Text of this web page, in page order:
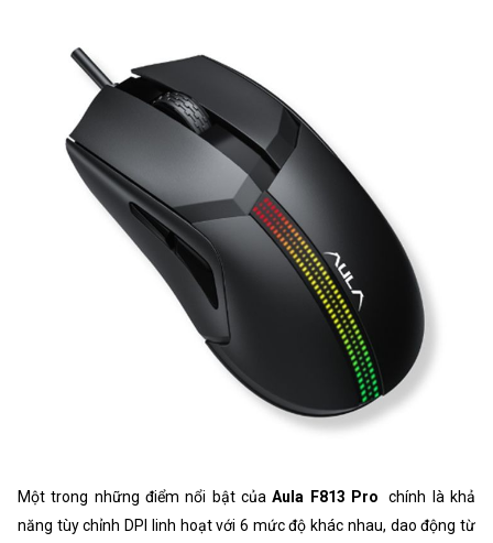
Một trong những điểm nổi bật củaAula F813 Pro
chính là khả
năng tùy chỉnh DPI linh hoạt với 6 mức độ khác nhau, dao động từ